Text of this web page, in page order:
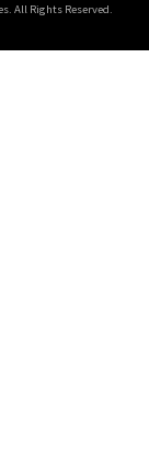
All Rights Reserved.